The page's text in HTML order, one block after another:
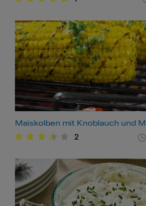
Maiskolben mit Knoblauch und
2